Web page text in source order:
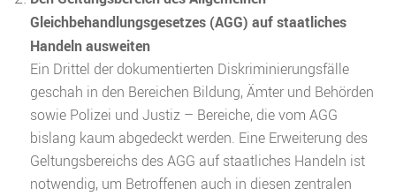
Gleichbehandlungsgesetzes (AGG) auf staatliches
Handeln ausweiten
Ein Drittel der dokumentierten Diskriminierungsfälle
geschah in den Bereichen Bildung, Ämter und Behörden
sowie Polizei und Justiz – Bereiche, die vom AGG
bislang kaum abgedeckt werden. Eine Erweiterung des
Geltungsbereichs des AGG auf staatliches Handeln ist
notwendig, um Betroffenen auch in diesen zentralen